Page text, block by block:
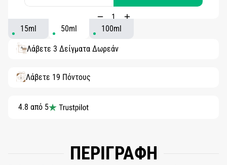
15ml 50ml 100ml
Λάβετε 3 Δείγματα Δωρεάν
Λάβετε 19 Πόντους
4.8 από 5
ΠΕΡΙΓΡΑΦΗ